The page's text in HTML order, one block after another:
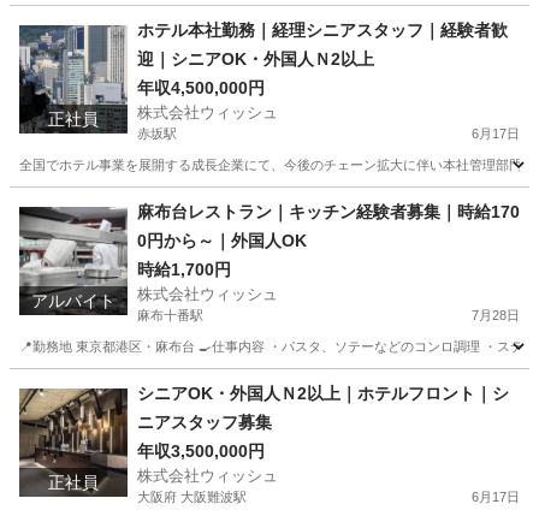
ホテル 業務
正社員
ホテル本社勤務｜経理シニアスタッフ｜経験者歓
迎｜シニアOK・外国人Ｎ2以上
年収4,500,000円
株式会社ウィッシュ
赤坂駅 6月17日
全国でホテル事業を展開する成長企業にて、今後のチェーン拡大に伴い本社管理部門
赤坂駅 経理 業務
アルバイト
麻布台レストラン｜キッチン経験者募集｜時給170
0円から～｜外国人OK
時給1,700円
株式会社ウィッシュ
麻布十番駅 7月28日
📍勤務地 東京都港区・麻布台 🍳仕事内容 ・パスタ、ソテーなどのコンロ調理 ・ス
キッチン 時給
正社員
シニアOK・外国人Ｎ2以上｜ホテルフロント｜シ
ニアスタッフ募集
年収3,500,000円
株式会社ウィッシュ
大阪府 大阪難波駅 6月17日